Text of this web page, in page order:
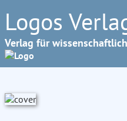
Logos
Verlag für